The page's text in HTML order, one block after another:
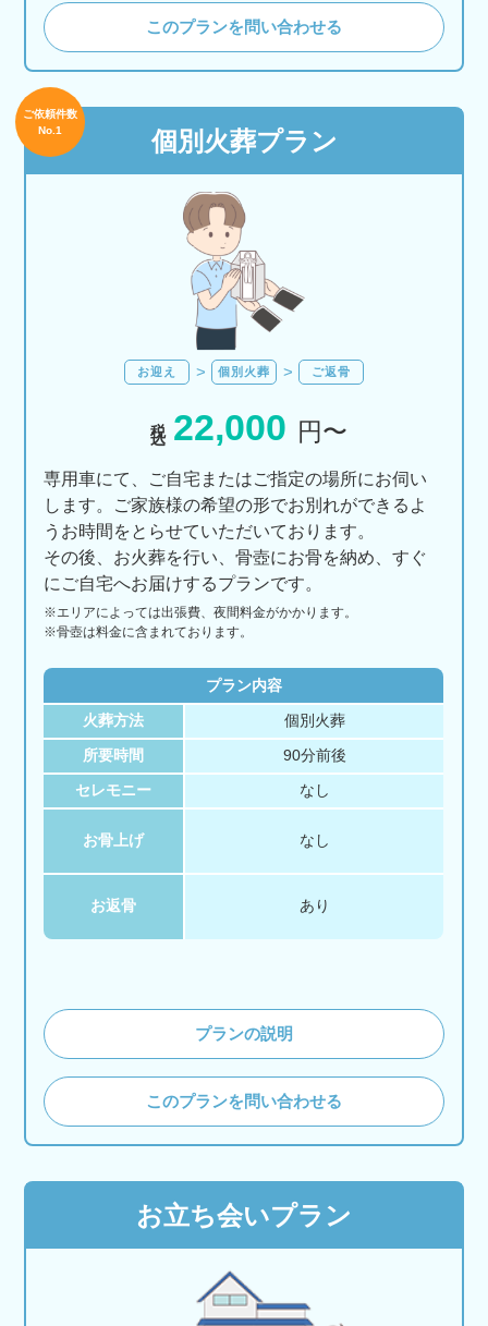
このプランを問い合わせる
個別火葬プラン
ご依頼件数
No.1
お迎え 個別火葬 ご返骨
22,000 円〜
専用車にて、ご自宅またはご指定の場所にお伺い
します。ご家族様の希望の形でお別れができるよ
うお時間をとらせていただいております。
その後、お火葬を行い、骨壺にお骨を納め、すぐ
にご自宅へお届けするプランです。
※エリアによっては出張費、夜間料金がかかります。
※骨壺は料金に含まれております。
プラン内容
火葬方法 個別火葬
所要時間 90分前後
セレモニー なし
お骨上げ なし
お返骨 あり
プランの説明
このプランを問い合わせる
お立ち会いプラン